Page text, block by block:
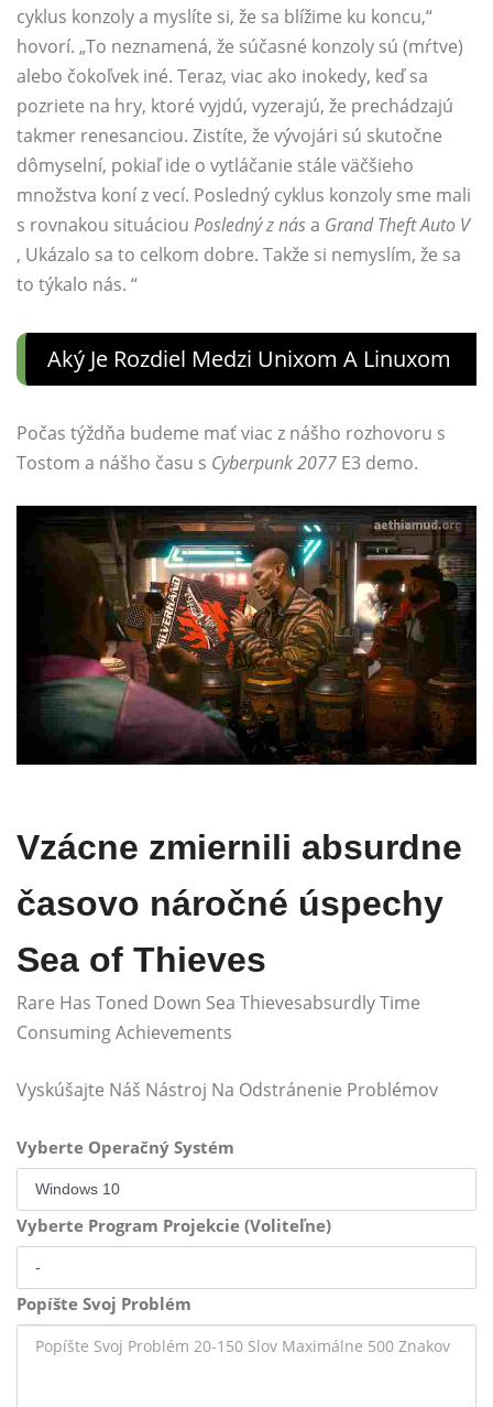
cyklus konzoly a myslíte si, že sa blížime ku koncu,“
hovorí. „To neznamená, že súčasné konzoly sú (mŕtve)
alebo čokoľvek iné. Teraz, viac ako inokedy, keď sa
pozriete na hry, ktoré vyjdú, vyzerajú, že prechádzajú
takmer renesanciou. Zistíte, že vývojári sú skutočne
dômyselní, pokiaľ ide o vytláčanie stále väčšieho
množstva koní z vecí. Posledný cyklus konzoly sme mali
s rovnakou situáciou Posledný z nása Grand Theft Auto V
, Ukázalo sa to celkom dobre. Takže si nemyslím, že sa
to týkalo nás. “
Aký Je Rozdiel Medzi Unixom A Linuxom
Počas týždňa budeme mať viac z nášho rozhovoru s
Tostom a nášho času s Cyberpunk 2077 E3 demo.
Vzácne zmiernili absurdne
časovo náročné úspechy
Sea of ​​Thieves
Rare Has Toned Down Sea Thievesabsurdly Time
Consuming Achievements
Vyskúšajte Náš Nástroj Na Odstránenie Problémov
Vyberte Operačný Systém
Vyberte Program Projekcie (Voliteľne)
Popíšte Svoj Problém